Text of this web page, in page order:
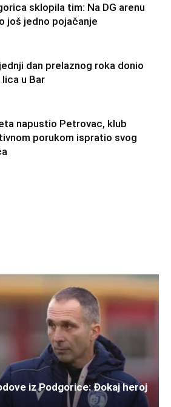
sklopila tim: Na DG arenu
još jedno pojačanje
dan prelaznog roka donio
lica u Bar
napustio Petrovac, klub
porukom ispratio svog
iz Podgorice: Đokaj heroj